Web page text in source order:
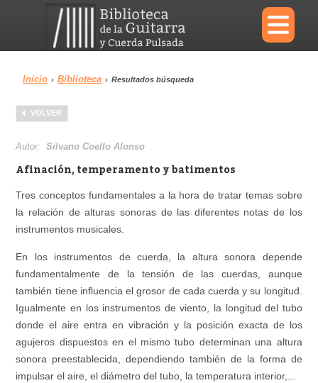
×
Menu
Biblioteca
Área personal Reproductor
Inicio › Biblioteca › Resultados búsqueda
VOLVER
Autor:Silvano Coello Alonso
Afinación, temperamento y batimentos
Tres conceptos fundamentales a la hora de tratar temas sobre
la relación de alturas sonoras de las diferentes notas de los
instrumentos musicales.
En los instrumentos de cuerda, la altura sonora depende
fundamentalmente de la tensión de las cuerdas, aunque
también tiene influencia el grosor de cada cuerda y su longitud.
Igualmente en los instrumentos de viento, la longitud del tubo
donde el aire entra en vibración y la posición exacta de los
agujeros dispuestos en el mismo tubo determinan una altura
sonora preestablecida, dependiendo también de la forma de
impulsar el aire, el diámetro del tubo, la temperatura interior,...